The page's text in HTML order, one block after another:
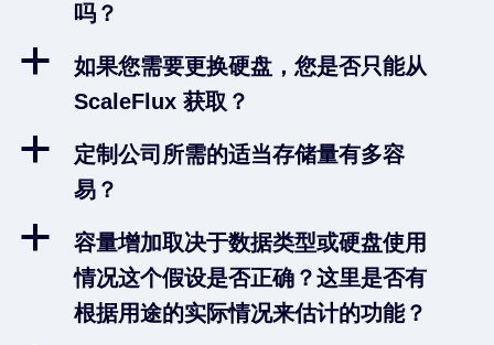
吗？
a
如果您需要更换硬盘，您是否只能从
ScaleFlux 获取？
a
定制公司所需的适当存储量有多容
易？
a
容量增加取决于数据类型或硬盘使用
情况这个假设是否正确？这里是否有
根据用途的实际情况来估计的功能？